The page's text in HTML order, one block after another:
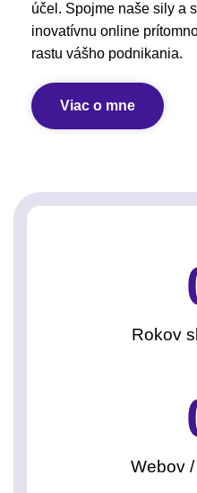
účel. Spojme naše sily a
inovatívnu online
rastu vášho podnikania.
Viac o mne
Rokov
Webov